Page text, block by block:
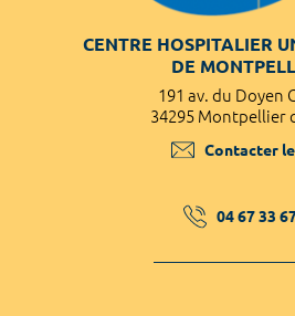
CENTRE HOSPITALIER
DE
191 av. du Doyen
34295 Montpellier
Contacter le
04 67 33